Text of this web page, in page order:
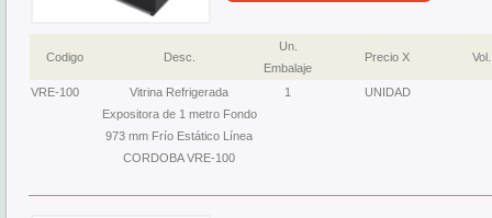
Codigo Desc.
Un.
Embalaje
Precio X Vol.
VRE-100
Vitrina Refrigerada
Expositora de 1 metro Fondo
973 mm Frío Estático Línea
CORDOBA VRE-100
1 UNIDAD